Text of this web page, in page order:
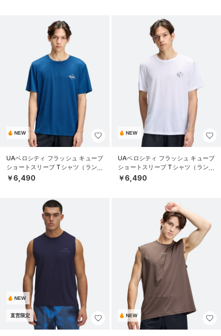
NEW
UAベロシティ フラッシュ キューブ
ショートスリーブ Tシャツ（ランニ
ング/MEN）
￥6,490
NEW
UAベロシティ フラッシュ キューブ
ショートスリーブ Tシャツ（ランニ
ング/MEN）
￥6,490
NEW
直営限定 NEW